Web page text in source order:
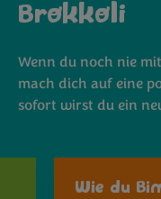
Brokkoli
Wenn du noch nie
mach dich auf eine
sofort wirst du ein
Wie du